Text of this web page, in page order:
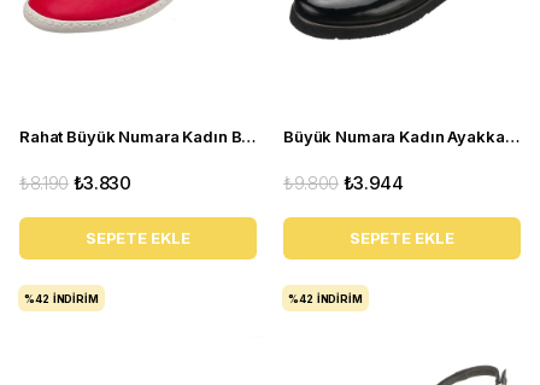
Rahat Büyük Numara Kadın Babet Ayakkabı PR 4411 Kırmızı
₺3.830
₺8.190
SEPETE EKLE
Büyük Numara Kadın Ayakkabı Babet MYG0403 siyah R
₺3.944
₺9.800
SEPETE EKLE
%42 İNDIRIM %42 İNDIRIM